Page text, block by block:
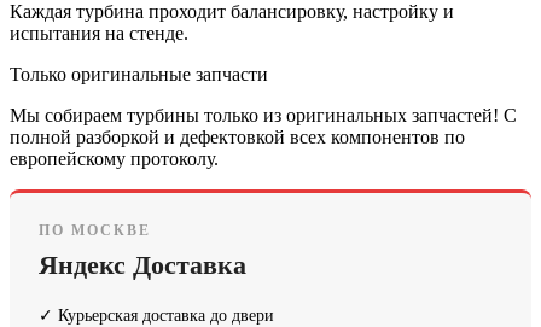
Каждая турбина проходит балансировку, настройку и
испытания на стенде.
Только оригинальные запчасти
Мы собираем турбины только из оригинальных запчастей! С
полной разборкой и дефектовкой всех компонентов по
европейскому протоколу.
ПО МОСКВЕ
Яндекс Доставка
✓ Курьерская доставка до двери